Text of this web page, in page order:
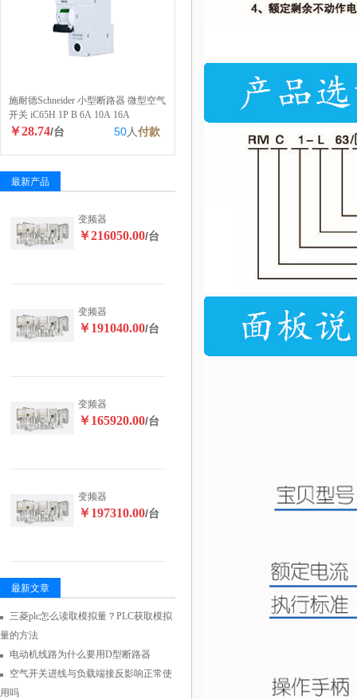
施耐德Schneider 小型断路器 微型空气
开关 iC65H 1P B 6A 10A 16A
￥28.74/台 50人付款
最新产品
变频器
￥216050.00/台
变频器
￥191040.00/台
变频器
￥165920.00/台
变频器
￥197310.00/台
最新文章
三菱plc怎么读取模拟量？PLC获取模拟
量的方法
电动机线路为什么要用D型断路器
空气开关进线与负载端接反影响正常使
用吗